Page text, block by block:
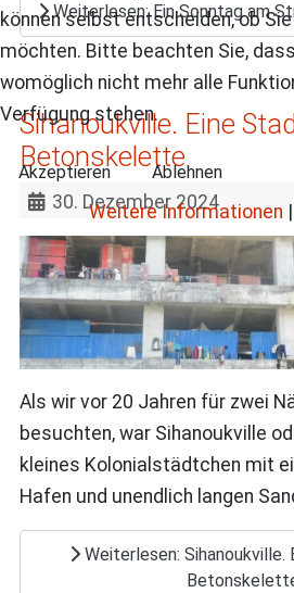
Weiterlesen: Ein Sonntag am
Sihanoukville. Eine
Betonskelette
30. Dezember 2024
Als wir vor 20 Jahren für zwei
besuchten, war Sihanoukville
kleines Kolonialstädtchen mit
Hafen und unendlich langen
Weiterlesen:
können selbst entscheiden, ob
möchten. Bitte beachten Sie,
womöglich nicht mehr alle
Verfügung stehen.
Akzeptieren Ablehnen
Weitere Informationen